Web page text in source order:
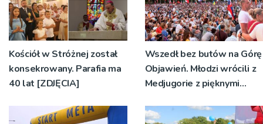
Kościół w Stróżnej został
konsekrowany. Parafia ma
40 lat [ZDJĘCIA]
Wszedł bez butów na Górę
Objawień. Młodzi wrócili z
Medjugorie z pięknymi